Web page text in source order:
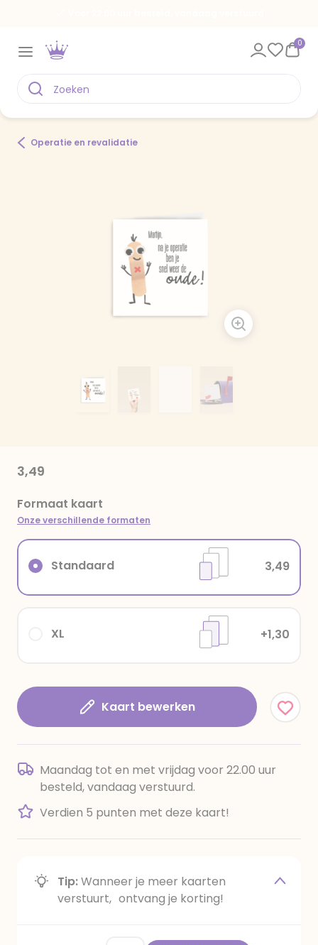
0
Operatie en revalidatie
3,49
Formaat kaart
Onze verschillende formaten
XL +1,30
Standaard 3,49
Kaart bewerken
Maandag tot en met vrijdag voor 22.00 uur
besteld, vandaag verstuurd.
Verdien 5 punten met deze kaart!
Tip:Wanneer je meer kaarten
verstuurt, ontvang je korting!